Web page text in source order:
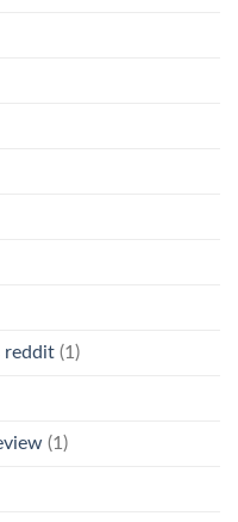
reddit (1)
(1)